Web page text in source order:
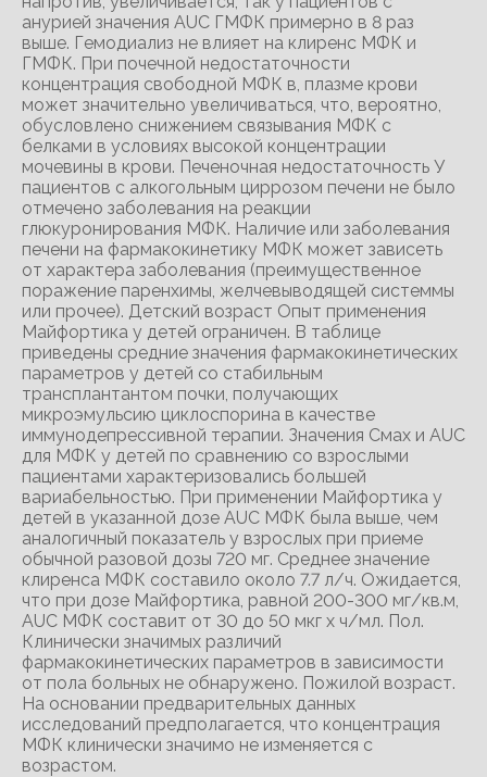
анурией значения AUC ГМФК примерно в 8 раз
выше. Гемодиализ не влияет на клиренс МФК и
ГМФК. При почечной недостаточности
концентрация свободной МФК в, плазме крови
может значительно увеличиваться, что, вероятно,
обусловлено снижением связывания МФК с
белками в условиях высокой концентрации
мочевины в крови. Печеночная недостаточность У
пациентов с алкогольным циррозом печени не было
отмечено заболевания на реакции
глюкуронирования МФК. Наличие или заболевания
печени на фармакокинетику МФК может зависеть
от характера заболевания (преимущественное
поражение паренхимы, желчевыводящей системмы
или прочее). Детский возраст Опыт применения
Майфортика у детей ограничен. В таблице
приведены средние значения фармакокинетических
параметров у детей со стабильным
трансплантантом почки, получающих
микроэмульсию циклоспорина в качестве
иммунодепрессивной терапии. Значения Смах и AUC
для МФК у детей по сравнению со взрослыми
пациентами характеризовались большей
вариабельностью. При применении Майфортика у
детей в указанной дозе AUC МФК была выше, чем
аналогичный показатель у взрослых при приеме
обычной разовой дозы 720 мг. Среднее значение
клиренса МФК составило около 7.7 л/ч. Ожидается,
что при дозе Майфортика, равной 200-300 мг/кв.м,
AUC МФК составит от 30 до 50 мкг х ч/мл. Пол.
Клинически значимых различий
фармакокинетических параметров в зависимости
от пола больных не обнаружено. Пожилой возраст.
На основании предварительных данных
исследований предполагается, что концентрация
МФК клинически значимо не изменяется с
возрастом.